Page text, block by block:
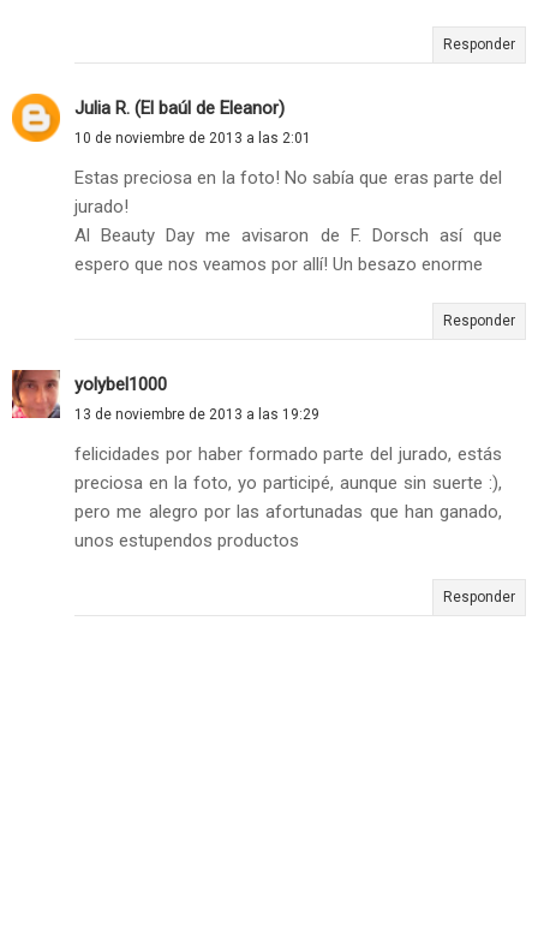
Responder
Julia R. (El baúl de Eleanor)
10 de noviembre de 2013 a las 2:01
Estas preciosa en la foto! No sabía que eras parte del
jurado!
Al Beauty Day me avisaron de F. Dorsch así que
espero que nos veamos por allí! Un besazo enorme
Responder
yolybel1000
13 de noviembre de 2013 a las 19:29
felicidades por haber formado parte del jurado, estás
preciosa en la foto, yo participé, aunque sin suerte :),
pero me alegro por las afortunadas que han ganado,
unos estupendos productos
Responder